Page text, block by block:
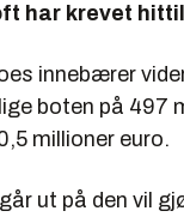
har krevet
innebærer
boten på 497
millioner euro.
ut på den vil